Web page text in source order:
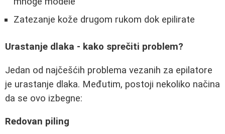
Zatezanje kože drugom rukom dok epilirate
Urastanje dlaka - kako sprečiti problem?
Jedan od najčešćih problema vezanih za epilatore
je urastanje dlaka. Međutim, postoji nekoliko načina
da se ovo izbegne:
Redovan piling